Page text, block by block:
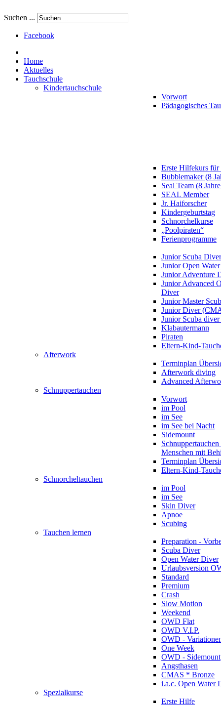
Suchen ...
Facebook
Home
Aktuelles
Tauchschule
Kindertauchschule
Vorwort
Pädagogisches
Erste Hilfekurs
Bubblemaker (8
Seal Team (8
SEAL Member
Jr. Haiforscher
Kindergeburtstag
Schnorchelkurse
„Poolpiraten“
Ferienprogramme
Junior Scuba Diver
Junior Open
Junior Adventure
Junior Advanced
Diver
Junior Master
Junior Diver
Junior Scuba
Klabautermann
Piraten
Eltern-Kind-
Afterwork
Terminplan
Afterwork diving
Advanced
Schnuppertauchen
Vorwort
im Pool
im See
im See bei Nacht
Sidemount
Menschen mit
Terminplan
Eltern-Kind-
Schnorcheltauchen
im Pool
im See
Skin Diver
Apnoe
Scubing
Tauchen lernen
Preparation -
Scuba Diver
Open Water Diver
Urlaubsversion
Standard
Premium
Crash
Slow Motion
Weekend
OWD Flat
OWD V.I.P.
OWD -
One Week
OWD - Sidemount
Angsthasen
CMAS * Bronze
i.a.c. Open Water
Spezialkurse
Erste Hilfe